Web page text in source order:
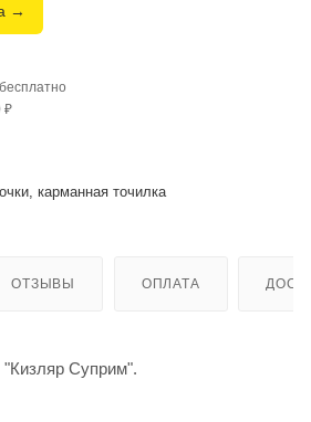
→
₽
карманная точилка
ОТЗЫВЫ ОПЛАТА
Суприм".